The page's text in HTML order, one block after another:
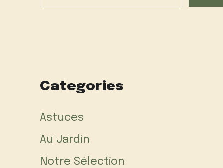
Categories
Astuces
Au Jardin
Notre Sélection